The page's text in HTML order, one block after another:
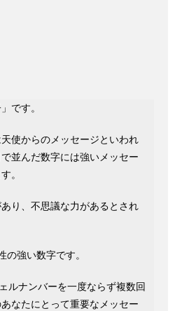
です。
使からのメッセージといわれ
並んだ数字には強いメッセー
。
り、不思議な力があるとされ
の強い数字です。
ルナンバーを一度ならず複数回
なたにとって重要なメッセー